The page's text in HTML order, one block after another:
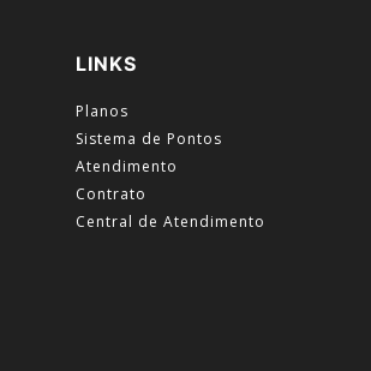
LINKS
Planos
Sistema de Pontos
Atendimento
Contrato
Central de Atendimento